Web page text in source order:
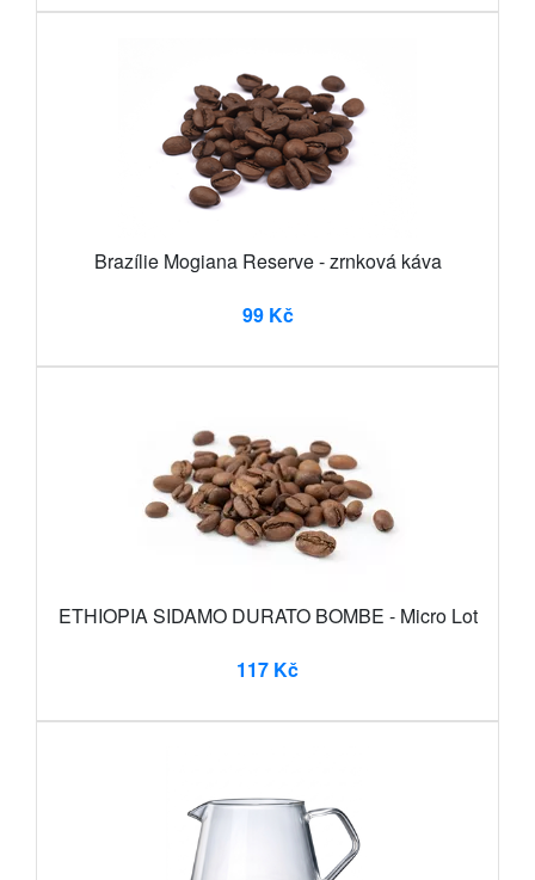
Brazílie Mogiana Reserve - zrnková káva
99 Kč
ETHIOPIA SIDAMO DURATO BOMBE - Micro Lot
117 Kč